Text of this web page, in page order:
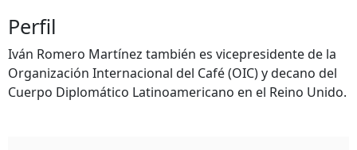
Perfil
Iván Romero Martínez también es vicepresidente de la
Organización Internacional del Café (OIC) y decano del
Cuerpo Diplomático Latinoamericano en el Reino Unido.